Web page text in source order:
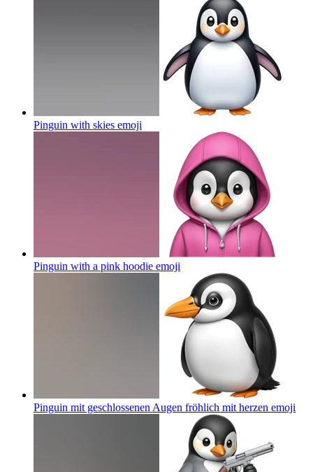
Pinguin with skies emoji
Pinguin with a pink hoodie emoji
Pinguin mit geschlossenen Augen fröhlich mit herzen emoji